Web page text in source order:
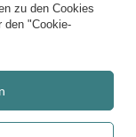
zu den Cookies
den "Cookie-